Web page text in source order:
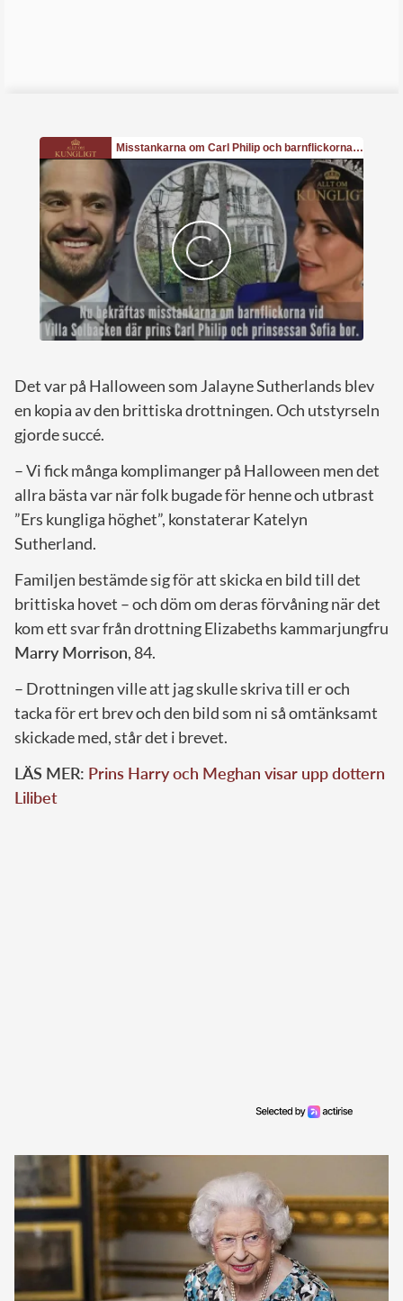
Det var på Halloween som Jalayne Sutherlands blev
en kopia av den brittiska drottningen. Och utstyrseln
gjorde succé.
– Vi fick många komplimanger på Halloween men det
allra bästa var när folk bugade för henne och utbrast
”Ers kungliga höghet”, konstaterar Katelyn
Sutherland.
Familjen bestämde sig för att skicka en bild till det
brittiska hovet – och döm om deras förvåning när det
kom ett svar från drottning Elizabeths kammarjungfru
Marry Morrison, 84.
– Drottningen ville att jag skulle skriva till er och
tacka för ert brev och den bild som ni så omtänksamt
skickade med, står det i brevet.
LÄS MER: Prins Harry och Meghan visar upp dottern
Lilibet